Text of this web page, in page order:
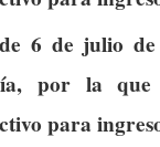
6 de julio
por la que
para